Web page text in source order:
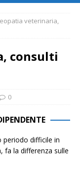
veterinaria,
consulti
0
periodo difficile in
fa la differenza sulle